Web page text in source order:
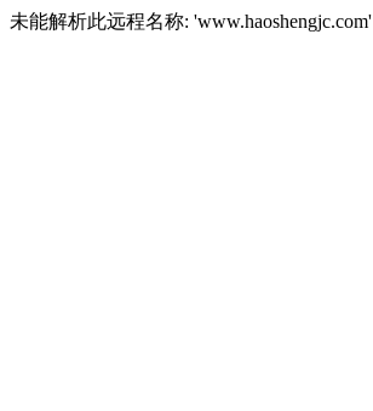
未能解析此远程名称: 'www.haoshengjc.com'